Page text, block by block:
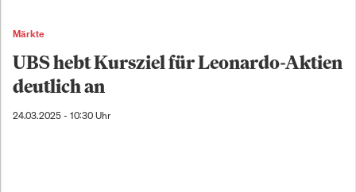
Märkte
UBS hebt Kursziel für Leonardo-Aktien
deutlich an
24.03.2025 - 10:30 Uhr